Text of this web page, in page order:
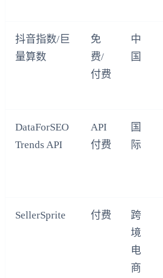
抖音指数/巨
量算数
免
费/
付费
中
国
DataForSEO
Trends API
API
付费
国
际
SellerSprite 付费
跨
境
电
商